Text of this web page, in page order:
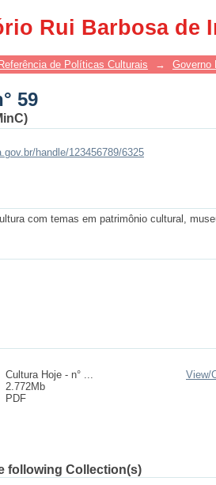
Rui Barbosa de
59
de Políticas Culturais → Governo
59
handle/123456789/6325
com temas em patrimônio cultural,
Cultura Hoje - n° ...
2.772Mb
PDF
View/
following Collection(s)